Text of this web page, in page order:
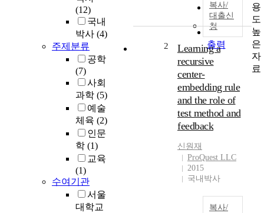
(12)
국내
박사 (4)
주제분류
공학
(7)
사회
과학 (5)
예술
체육 (2)
인문
학 (1)
교육
(1)
수여기관
서울
대학교
50개씩
출력
100개씩
출력
복사/
대출신
청
2
Learning a
recursive
center-
embedding rule
and the role of
test method and
feedback
신원재
ProQuest LLC
2015
국내박사
복사/
용
도
높
은
자
료